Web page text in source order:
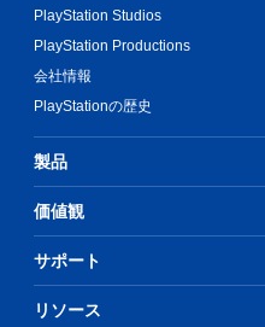
PlayStation Studios
PlayStation Productions
会社情報
PlayStationの歴史
製品
価値観
サポート
リソース